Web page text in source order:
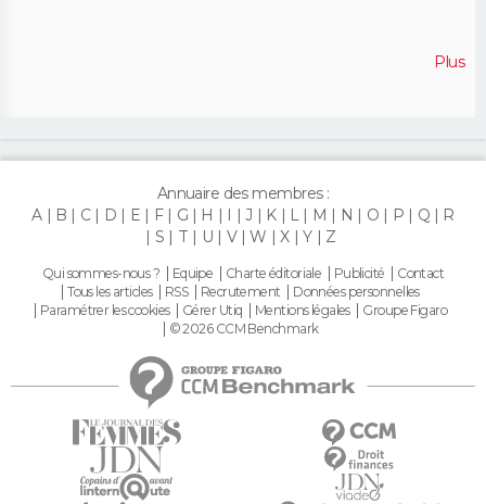
Plus
Annuaire des membres :
A
B C D E F G H I J K L M N O P Q
R
S
T U V W X Y Z
Qui sommes-nous ? Equipe Charte éditoriale Publicité
Contact
Tous les articles
RSS Recrutement
Données personnelles
Paramétrer les cookies
Gérer Utiq Mentions légales
Groupe Figaro
© 2026 CCM Benchmark